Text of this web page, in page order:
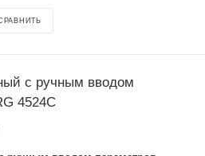
с ручным вводом
4524C